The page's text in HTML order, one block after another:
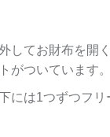
してお財布を開
がついています。
には1つずつフ